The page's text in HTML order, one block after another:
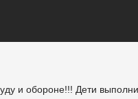
и обороне!!! Дети